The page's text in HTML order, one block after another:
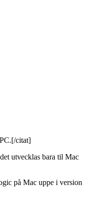
citat]
utvecklas bara til Mac
på Mac uppe i version